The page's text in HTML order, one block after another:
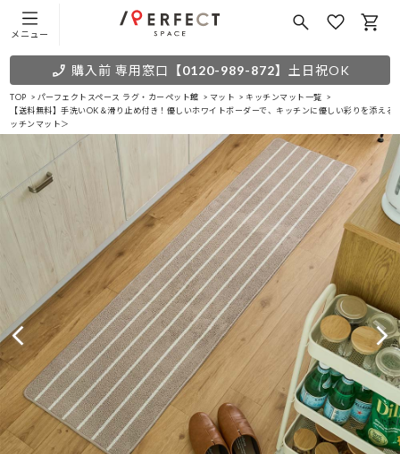
メニュー
購入前 専用窓口 【0120-989-872】 土日祝OK
TOP パーフェクトスペース ラグ・カーペット館 マット
キッチンマット一覧
【送料無料】手洗いOK＆滑り止め付き！優しいホワイトボーダーで、キッチンに優しい彩りを添え
ッチンマット＞